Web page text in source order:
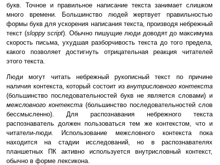
букв. Точное и правильное написание текста занимает слишком
много времени. Большинство людей жертвует правильностью
формы букв для ускорения написания текста, производя небрежный
текст (sloppy script). Обычно пишущие люди доводят до максимума
скорость письма, ухудшая разборчивость текста до того предела,
какого позволяет достигнуть отрицательная реакция читателей
этого текста.
Люди могут читать небрежный рукописный текст по причине
наличия контекста, который состоит извнутрисловного контекста
(большинство последовательностей букв не является словами) и
межсловного контекста (большинство последовательностей слов
бессмысленно). Для распознавания небрежного текста
распознаватель должен пользоваться тем же контекстом, что и
читатели-люди. Использование межсловного контекста пока
находится на стадии исследований, но в распознавателях
планшетных ПК активно используется внутрисловный контекст,
обычно в форме лексикона.